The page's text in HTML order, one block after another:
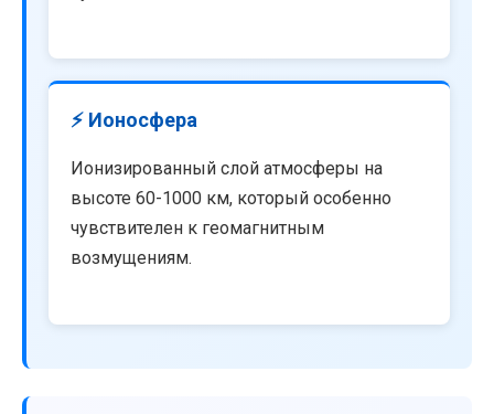
⚡ Ионосфера
Ионизированный слой атмосферы на
высоте 60-1000 км, который особенно
чувствителен к геомагнитным
возмущениям.